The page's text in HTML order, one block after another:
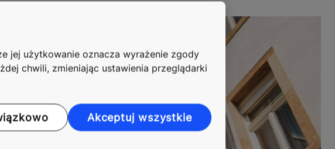
jej użytkowanie oznacza wyrażenie zgody
chwili, zmieniając ustawienia przeglądarki
Akceptuj wszystkie